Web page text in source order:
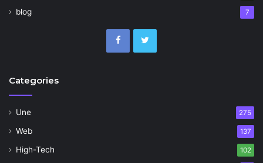
blog 7
Categories
Une 275
Web 137
High-Tech 102